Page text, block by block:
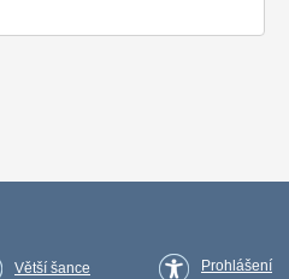
Větší šance
Prohlášení